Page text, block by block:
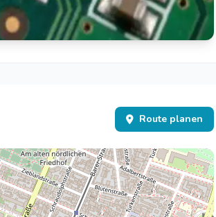
Route planen